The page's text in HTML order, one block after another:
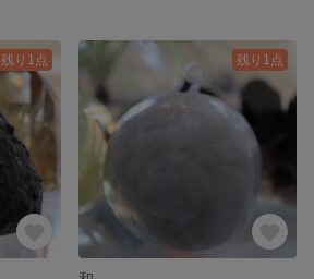
残り1点 残り1点